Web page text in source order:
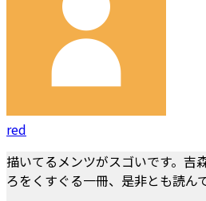
red
描いてるメンツがスゴいです。吉
ろをくすぐる一冊、是非とも読ん